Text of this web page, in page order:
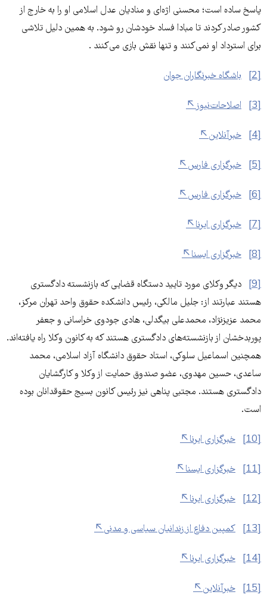
پاسخ ساده است؛ محسنی اژه‌ای و منادیان عدل اسلامی او را به خارج از
کشور صادر کردند تا مبادا فساد خودشان رو شود. به همین دلیل تلاشی
برای استرداد او نمی‌کنند و تنها نقش بازی می‌کنند .
[2] باشگاه خبرنگاران جوان
[3] اصلاحات‌نیوز
[4] خبرآنلاین
[5] خبرگزاری فارس
[6] خبرگزاری فارس
[7] خبرگزاری ایرنا
[8] خبرگزاری ایسنا
[9]
دیگر وکلای مورد تایید دستگاه قضایی که بازنشسته دادگستری
هستند عبارتند از: جلیل مالکی، رئیس دانشکده حقوق واحد تهران مرکز،
محمد عزیزنژاد، محمدعلی بیگدلی، هادی جودوی خراسانی و جعفر
پوربدخشان از بازنشسته‌های دادگستری هستند که به کانون وکلا راه یافته‌اند.
همچنین اسماعیل سلوکی، استاد حقوق دانشگاه آزاد اسلامی، محمد
ساعدی، حسین مهدوی، عضو صندوق حمایت از وکلا و کارگشایان
دادگستری هستند. مجتبی پناهی نیز رئیس کانون بسیج حقوقدانان بوده
است.
[10] خبرگزاری ایرنا
[11] خبرگزاری ایسنا
[12] خبرگزاری ایرنا
[13] کمپین دفاع از زندانیان سیاسی و مدنی
[14] خبرگزاری ایرنا
[15] خبرآنلاین